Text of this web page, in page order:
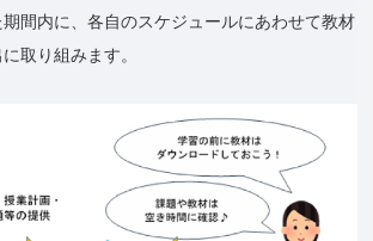
期間内に、各⾃のスケジュールにあわせて教材
取り組みます。